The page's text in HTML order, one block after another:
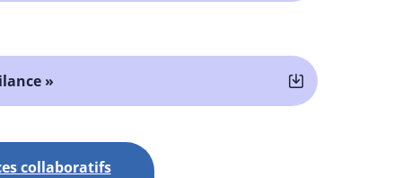
»
collaboratifs